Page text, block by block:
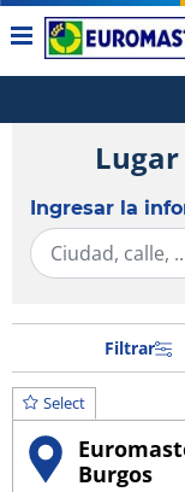
Ingresar la
Filtrar
Select
Burgos